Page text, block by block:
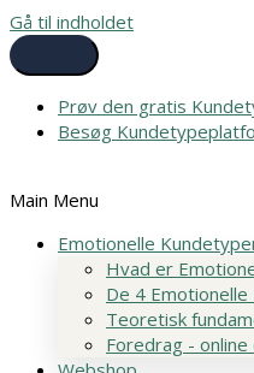
Gå til indholdet
Prøv den gratis
Besøg
Main Menu
Emotionelle
Hvad er
De 4
Teoretisk
Foredrag -